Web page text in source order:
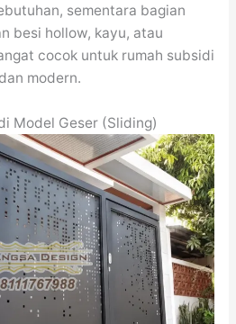
sementara bagian
besi hollow, kayu, atau
cocok untuk rumah subsidi
modern.
Model Geser (Sliding)